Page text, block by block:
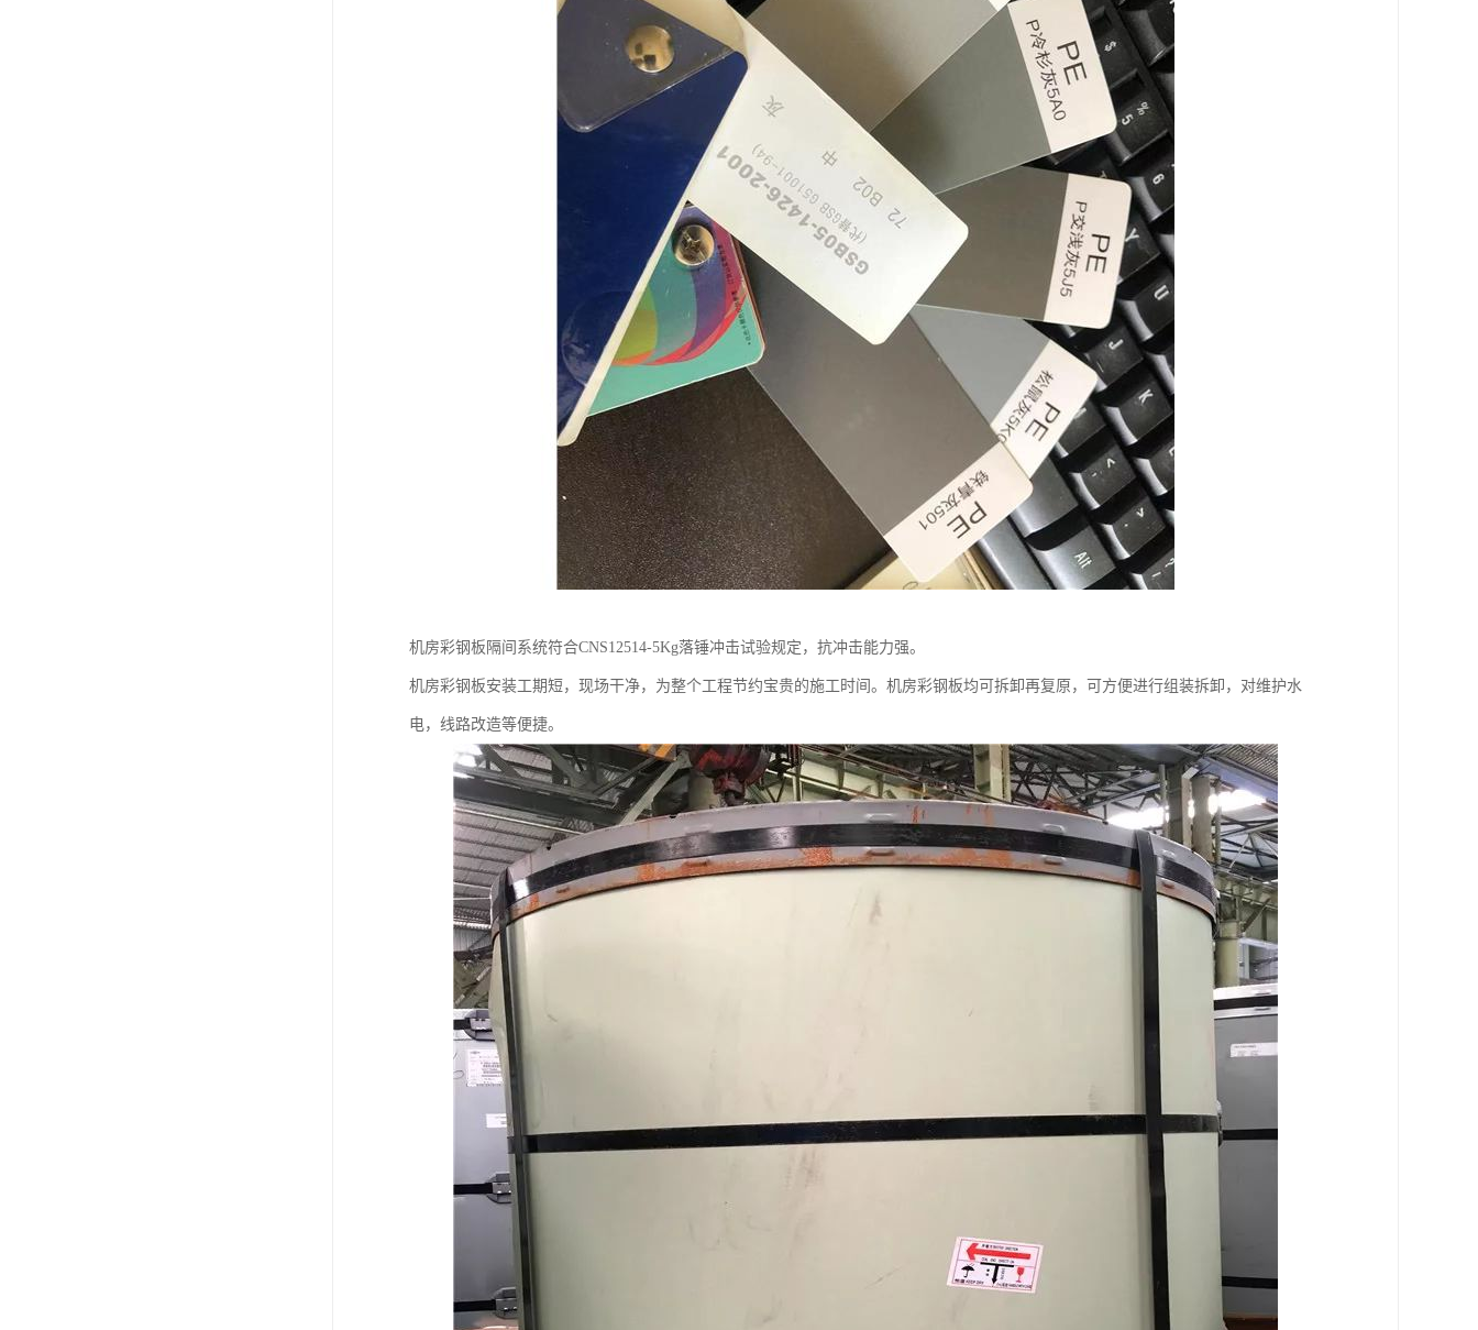
机房彩钢板隔间系统符合CNS12514-5Kg落锤冲击试验规定，抗冲击能力强。
机房彩钢板安装工期短，现场干净，为整个工程节约宝贵的施工时间。机房彩钢板均可拆卸再复原，可方便进行组装拆卸，对维护水
电，线路改造等便捷。